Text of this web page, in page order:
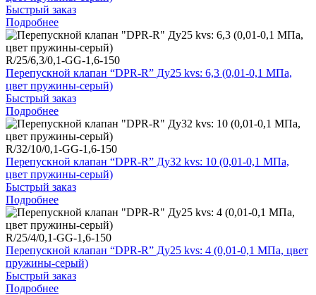
Быстрый заказ
Подробнее
R/25/6,3/0,1-GG-1,6-150
Перепускной клапан “DPR-R” Ду25 kvs: 6,3 (0,01-0,1 МПа,
цвет пружины-серый)
Быстрый заказ
Подробнее
R/32/10/0,1-GG-1,6-150
Перепускной клапан “DPR-R” Ду32 kvs: 10 (0,01-0,1 МПа,
цвет пружины-серый)
Быстрый заказ
Подробнее
R/25/4/0,1-GG-1,6-150
Перепускной клапан “DPR-R” Ду25 kvs: 4 (0,01-0,1 МПа, цвет
пружины-серый)
Быстрый заказ
Подробнее